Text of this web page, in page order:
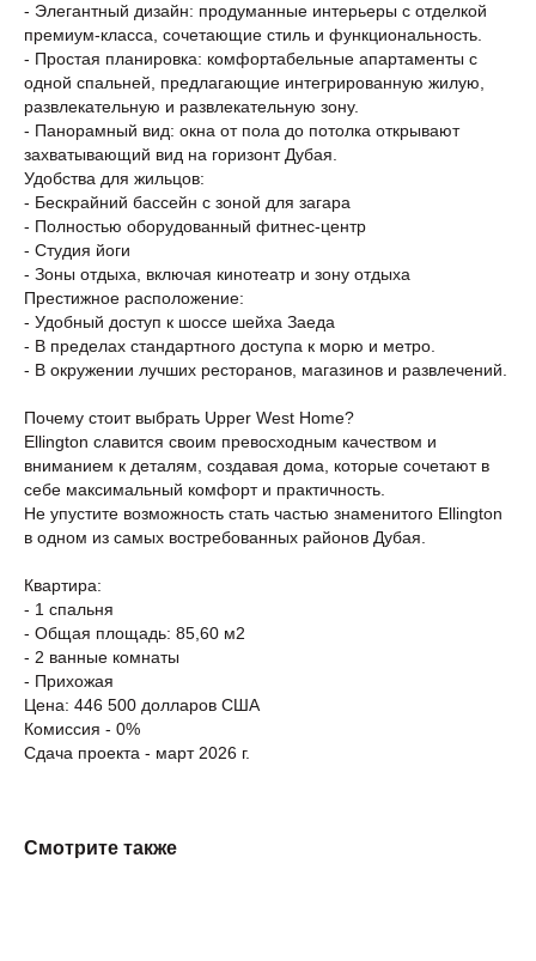
- Элегантный дизайн: продуманные интерьеры с отделкой
премиум-класса, сочетающие стиль и функциональность.
- Простая планировка: комфортабельные апартаменты с
одной спальней, предлагающие интегрированную жилую,
развлекательную и развлекательную зону.
- Панорамный вид: окна от пола до потолка открывают
захватывающий вид на горизонт Дубая.
Удобства для жильцов:
- Бескрайний бассейн с зоной для загара
- Полностью оборудованный фитнес-центр
- Студия йоги
- Зоны отдыха, включая кинотеатр и зону отдыха
Престижное расположение:
- Удобный доступ к шоссе шейха Заеда
- В пределах стандартного доступа к морю и метро.
- В окружении лучших ресторанов, магазинов и развлечений.
Почему стоит выбрать Upper West Home?
Ellington славится своим превосходным качеством и
вниманием к деталям, создавая дома, которые сочетают в
себе максимальный комфорт и практичность.
Не упустите возможность стать частью знаменитого Ellington
в одном из самых востребованных районов Дубая.
Квартира:
- 1 спальня
- Общая площадь: 85,60 м2
- 2 ванные комнаты
- Прихожая
Цена: 446 500 долларов США
Комиссия - 0%
Сдача проекта - март 2026 г.
Смотрите также